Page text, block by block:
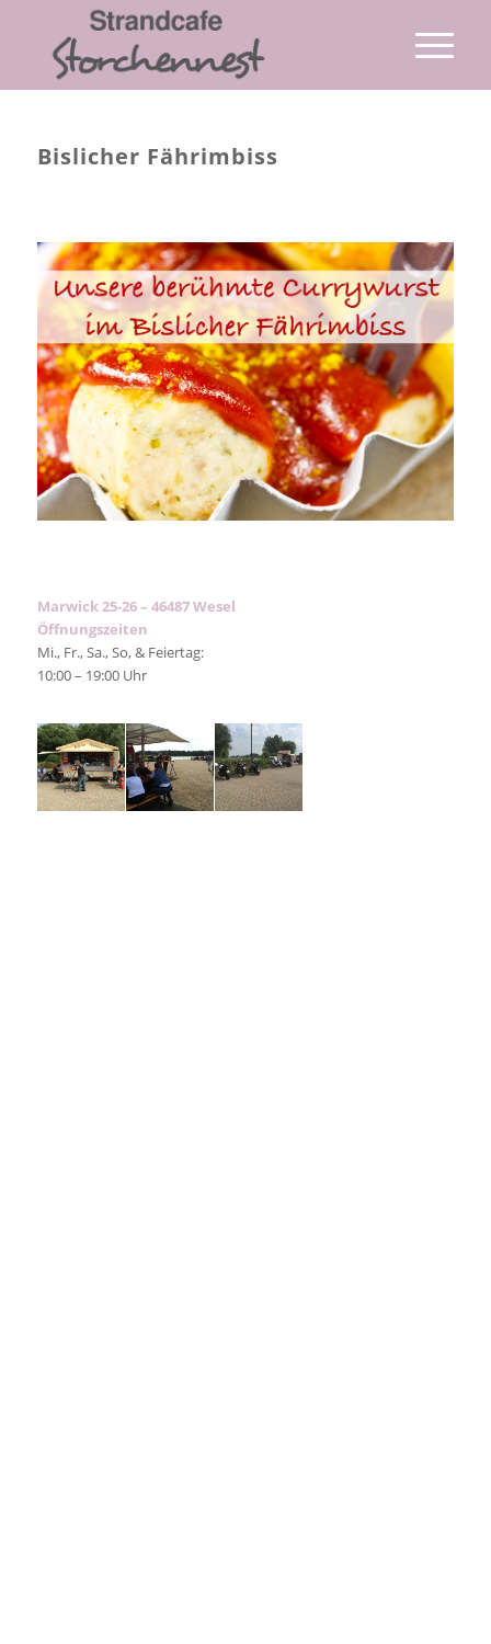
Bislicher Fährimbiss
Marwick 25-26 – 46487 Wesel
Öffnungszeiten
Mi., Fr., Sa., So, & Feiertag:
10:00 – 19:00 Uhr